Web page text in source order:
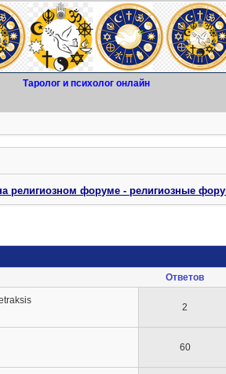
Таролог и психолог онлайн
религиозном форуме - религиозные
Ответов
2
60